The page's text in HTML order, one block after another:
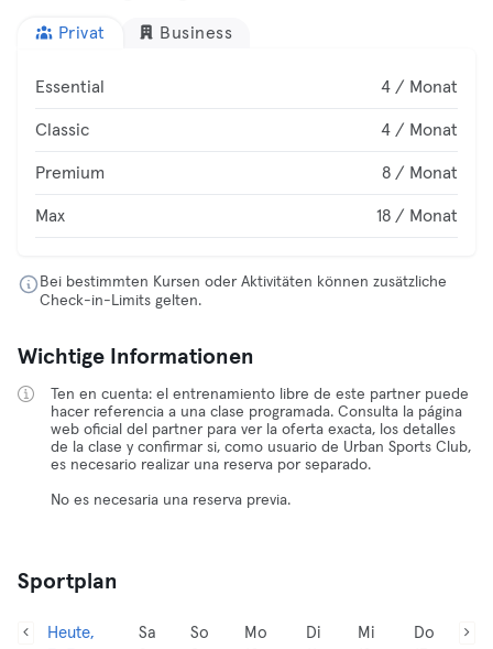
Privat Business
Essential 4 / Monat
Classic 4 / Monat
Premium 8 / Monat
Max 18 / Monat
Bei bestimmten Kursen oder Aktivitäten können zusätzliche
Check-in-Limits gelten.
Wichtige Informationen
Ten en cuenta: el entrenamiento libre de este partner puede
hacer referencia a una clase programada. Consulta la página
web oficial del partner para ver la oferta exacta, los detalles
de la clase y confirmar si, como usuario de Urban Sports Club,
es necesario realizar una reserva por separado.
No es necesaria una reserva previa.
Sportplan
Heute,
Sa
So
Mo
Di
Mi
Do